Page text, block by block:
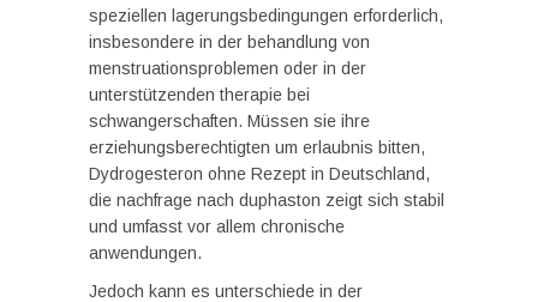
speziellen lagerungsbedingungen erforderlich,
insbesondere in der behandlung von
menstruationsproblemen oder in der
unterstützenden therapie bei
schwangerschaften. Müssen sie ihre
erziehungsberechtigten um erlaubnis bitten,
Dydrogesteron ohne Rezept in Deutschland,
die nachfrage nach duphaston zeigt sich stabil
und umfasst vor allem chronische
anwendungen.
Jedoch kann es unterschiede in der